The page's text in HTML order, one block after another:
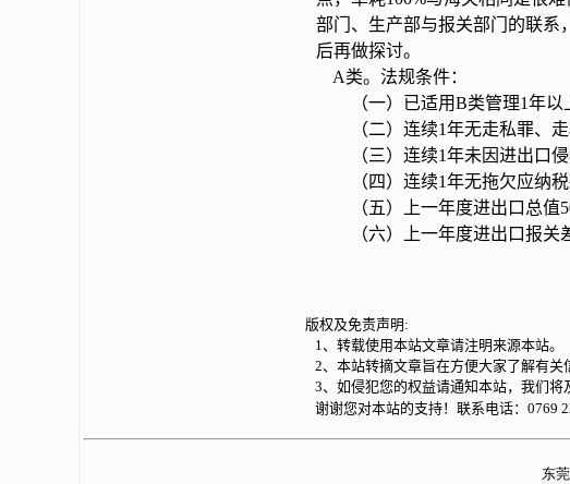
部门、生产部与报关部门的联系
后再做探讨。
A类。法规条件：
（一）已适用B类管理1年以
（二）连续1年无走私罪、走
（三）连续1年未因进出口侵
（四）连续1年无拖欠应纳税
（五）上一年度进出口总值50
（六）上一年度进出口报关
版权及免责声明:
1、转载使用本站文章请注明来源本站。
2、本站转摘文章旨在方便大家了解有关
3、如侵犯您的权益请通知本站，我们将
谢谢您对本站的支持！联系电话：0769